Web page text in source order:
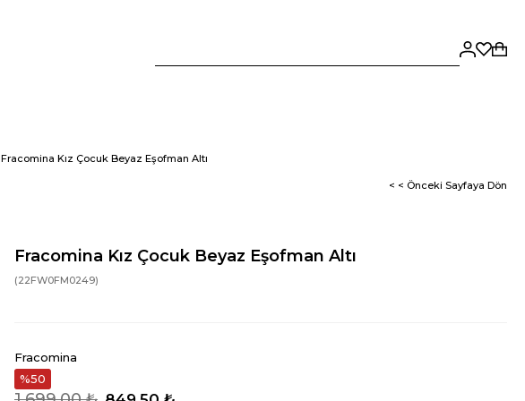
Fracomina Kız Çocuk Beyaz Eşofman Altı
< < Önceki Sayfaya Dön
Fracomina Kız Çocuk Beyaz Eşofman Altı
(22FW0FM0249)
Fracomina
50